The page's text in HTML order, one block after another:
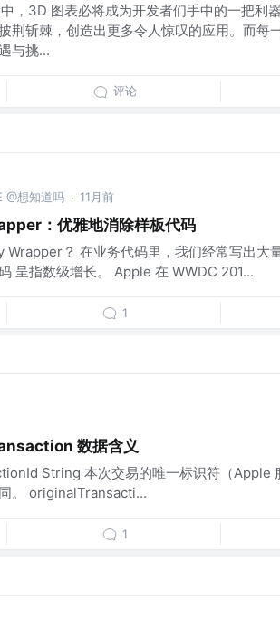
，3D 图表必将成为开发者们手中的一把利
荆斩棘，创造出更多令人惊叹的应用。而每
与挑...
评论
@想知道吗 · 11月前
：优雅地消除样板代码
？ 在业务代码里，我们经常写出大
呈指数级增长。 Apple 在 WWDC 201...
1
数据含义
String 本次交易的唯一标识符（Apple
。 originalTransacti...
1